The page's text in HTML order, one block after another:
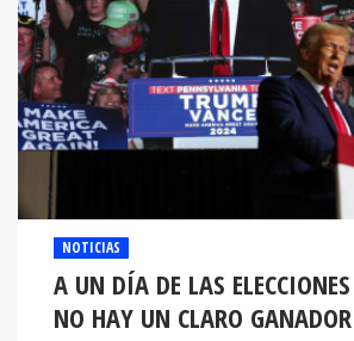
NOTICIAS
A UN DÍA DE LAS
NO HAY UN CLARO GANADOR